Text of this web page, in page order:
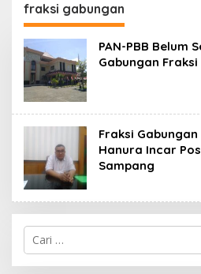
fraksi gabungan
PAN-PBB Belum
Gabungan Fraksi
Fraksi
Hanura Incar
Sampang
Cari
untuk: